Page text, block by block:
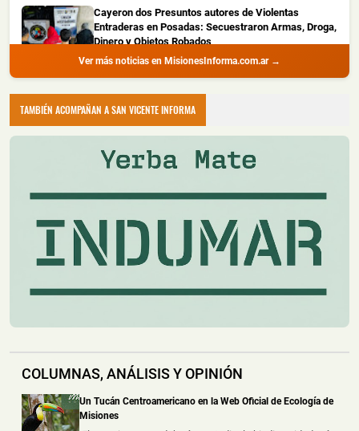
Cayeron dos Presuntos autores de Violentas
Entraderas en Posadas: Secuestraron Armas, Droga,
Dinero y Objetos Robados
📅 4 ago 2026
La Policía de Misiones detuvo a dos hombres con
amplio prontuario durante un all...
Recuperaron Herramientas Robadas y Detuvieron a
un Joven en Oberá
📅 4 ago 2026
una motoguadaña que habían s...
Montecarlo: Controlaron un Principio de Incendio en
un Camión sobre la Ruta Nacional 12
Un camión sufrió un principio de incendio durante la
📅 4 ago 2026
Una vivienda fue destruida por un incendio durante la
madrugada de este martes s...
Ver más noticias en MisionesInforma.com.ar →
TAMBIÉN ACOMPAÑAN A SAN VICENTE INFORMA
COLUMNAS, ANÁLISIS Y OPINIÓN
Un Tucán Centroamericano en la Web Oficial de Ecología de
Misiones